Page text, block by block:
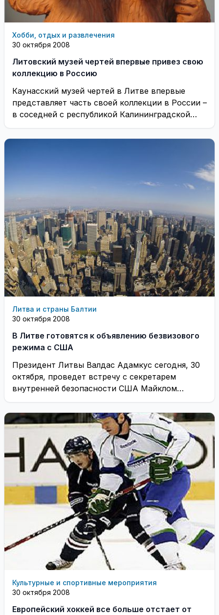
Хобби, отдых и развлечения
30 октября 2008
Литовский музей чертей впервые привез свою
коллекцию в Россию
Каунасский музей чертей в Литве впервые
представляет часть своей коллекции в России –
в соседней с республикой Калининградской
области
Литва и страны Балтии
30 октября 2008
В Литве готовятся к объявлению безвизового
режима с США
Президент Литвы Валдас Адамкус сегодня, 30
октября, проведет встречу с секретарем
внутренней безопасности США Майклом
Чертоффом, который прибывает в Литву ...
Культурные и спортивные мероприятия
30 октября 2008
Европейский хоккей все больше отстает от